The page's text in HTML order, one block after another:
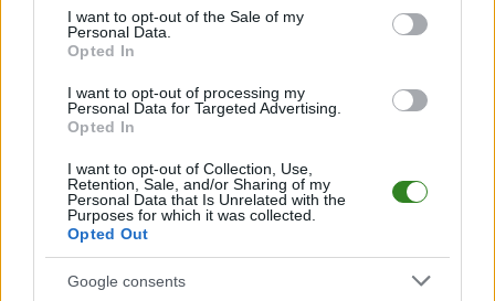
consent section.
I want to opt-out of the Sale of my
Personal Data.
Opted In
I want to opt-out of processing my
Personal Data for Targeted Advertising.
Opted In
I want to opt-out of Collection, Use,
Retention, Sale, and/or Sharing of my
Personal Data that Is Unrelated with the
Purposes for which it was collected.
Opted Out
Google consents
PodkarpacieLive.pl to największa bazameczów lokalnych drużyn
piłkarskichw województwie. Sprawdź nasze relacje, śledź ulubioną ligę i
bądź na bieżąco z wydarzeniami z boisk!
Analiza przed meczem: Janovia Janowiec vs Orły Ruda
Janovia Janowiec - Orły Ruda
2025. Początek meczu o godz. 14:00.
Janovia Janowiecprzystępuje do tego spotkania w roli gospodarza. Jak
drużyna radzi sobie w sezonie 2025/2026 rozgrywek Rzeszów > Klasa B,
gr. VI przed własną publicznością? Na tej stronie możecie zobaczyć tabelę
uwzględniającą tylko mecze u siebie. W tabeli biorącej pod uwagę tylko
mecze wyjazdowe możecie natomiast sprawdzić jak spisuje się klub